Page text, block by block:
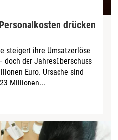
drücken
steigert ihre Umsatzerlöse
doch der Jahresüberschuss
Euro. Ursache sind
Millionen...